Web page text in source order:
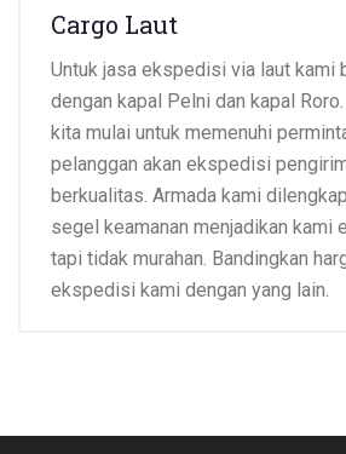
Cargo Laut
Untuk jasa ekspedisi via laut kami
dengan kapal Pelni dan kapal
kita mulai untuk memenuhi
pelanggan akan ekspedisi
berkualitas. Armada kami
segel keamanan menjadikan kami
tapi tidak murahan. Bandingkan
ekspedisi kami dengan yang lain.